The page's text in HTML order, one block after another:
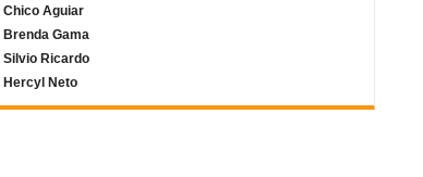
Chico Aguiar
Brenda Gama
Silvio Ricardo
Hercyl Neto